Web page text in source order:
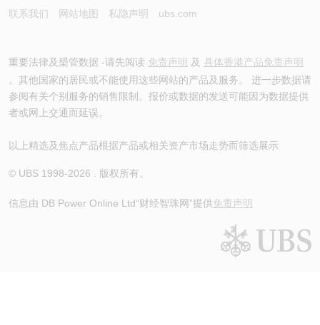
联系我们 网站地图 私隐声明 ubs.com
重要法律及槼管数据 -请先阅读 免责声明 及 具体香港产品免责声明
。其他国家的居民或不能使用这些网站的产品及服务。 进一步数据请
参阅有关个别服务的销售限制。报价或数据的发送可能因为数据提供
者或网上交通而延误。
以上精选及焦点产品根据产品或相关资产市场走势而筛选展示
© UBS 1998-2026 . 版权所有。
信息由 DB Power Online Ltd“财经智珠网”提供免责声明